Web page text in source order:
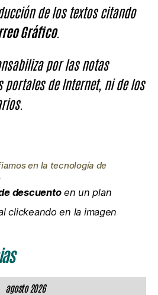
de los textos citando
Gráfico.
por las notas
de Internet, ni de los
en la tecnología de
descuentoen un plan
clickeando en la imagen
agosto 2026